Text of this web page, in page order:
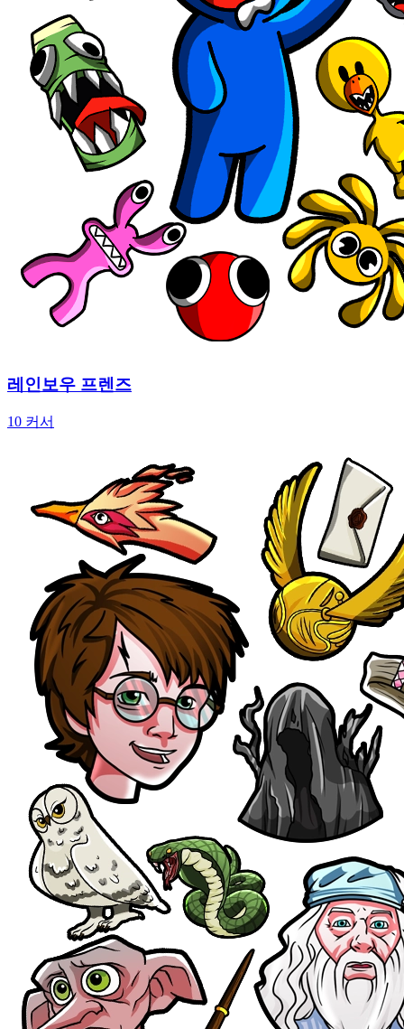
레인보우 프렌즈
10 커서